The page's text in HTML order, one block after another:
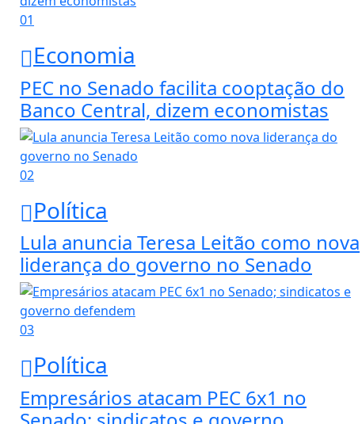
01
Economia
PEC no Senado facilita cooptação do
Banco Central, dizem economistas
02
Política
Lula anuncia Teresa Leitão como nova
liderança do governo no Senado
03
Política
Empresários atacam PEC 6x1 no